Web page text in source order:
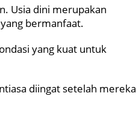
Usia dini merupakan
bermanfaat.
yang kuat untuk
diingat setelah mereka